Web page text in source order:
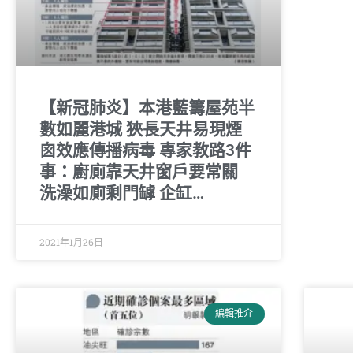
【新冠肺炎】本港藍籌屋苑半
數如麗港城 狹長天井易現煙
囪效應傳播病毒 專家教路3件
事：廚廁靠天井窗戶要常關
洗澡如廁剩門罅 企缸…
2021年1月26日
編輯推介